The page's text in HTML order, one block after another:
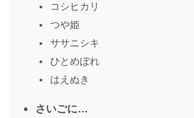
コシヒカリ
つや姫
ササニシキ
ひとめぼれ
はえぬき
さいごに…